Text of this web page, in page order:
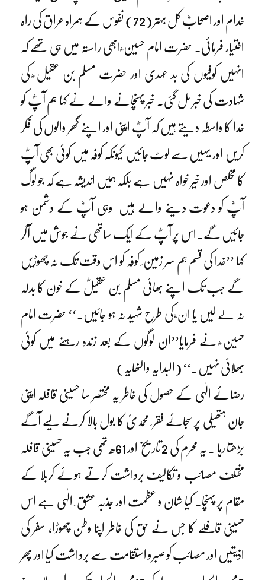
خدام اور اصحابؓ کل بہتر (72) نفوس کے ہمراہ عراق کی راہ
اختیار فرمائی۔ حضرت امام حسین ؓ ابھی راستہ میں ہی تھے کہ
انہیں کوفیوں کی بد عہدی اور حضرت مسلم بن عقیل ؓ کی
شہادت کی خبر مل گئی۔ خبر پہنچانے والے نے کہا ہم آپؓ کو
خدا کا واسطہ دیتے ہیں کہ آپؓ اپنی اور اپنے گھر والوں کی فکر
کریں اور یہیں سے لوٹ جائیں کیونکہ کوفہ میں کوئی بھی آپؓ
کا مخلص اور خیر خواہ نہیں ہے بلکہ ہمیں اندیشہ ہے کہ جو لوگ
آپؓ کو دعوت دینے والے ہیں وہی آپؓ کے دشمن ہو
جائیں گے۔اس پر آپؓ کے ایک ساتھی نے جوش میں آکر
کہا ’’خدا کی قسم ہم سر زمین ِ کوفہ کو اس وقت تک نہ چھوڑیں
گے جب تک اپنے بھائی مسلم بن عقیلؓ کے خون کا بدلہ
نہ لے لیں یا ان ؓ کی طرح شہید نہ ہو جائیں۔‘‘ حضرت امام
حسین ؓ نے فرمایا’’ان لوگوں کے بعد زندہ رہنے میں کوئی
بھلائی نہیں۔‘‘ (البدایہ والنھایہ)
رضائے الٰہی کے حصول کی خاطر یہ مختصر سا حسینی قافلہ اپنی
جان ہتھیلی پر سجائے فقر ِ محمدیؐ کا بول بالا کرنے لیے آگے
بڑھتا رہا ۔ یہ محرم کی 2 تاریخ اور 61ھ تھی جب یہ حسینی قافلہ
مختلف مصائب و تکالیف برداشت کرتے ہوئے کربلا کے
مقام پر پہنچا۔ کیا شان و عظمت اور جذبہ عشق ِ الٰہی ہے اس
حسینی قافلے کا جس نے حق کی خاطر اپنا وطن چھوڑا، سفر کی
اذیتیں اور مصائب کو صبرو استقامت سے برداشت کیا اور پھر